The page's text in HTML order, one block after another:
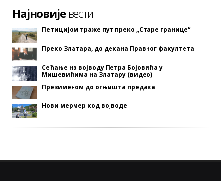
Најновијевести
Петицијом траже пут преко „Старе границе“
Преко Златара, до декана Правног факултета
Сећање на војводу Петра Бојовића у
Мишевићима на Златару (видео)
Презименом до огњишта предака
Нови мермер код војводе